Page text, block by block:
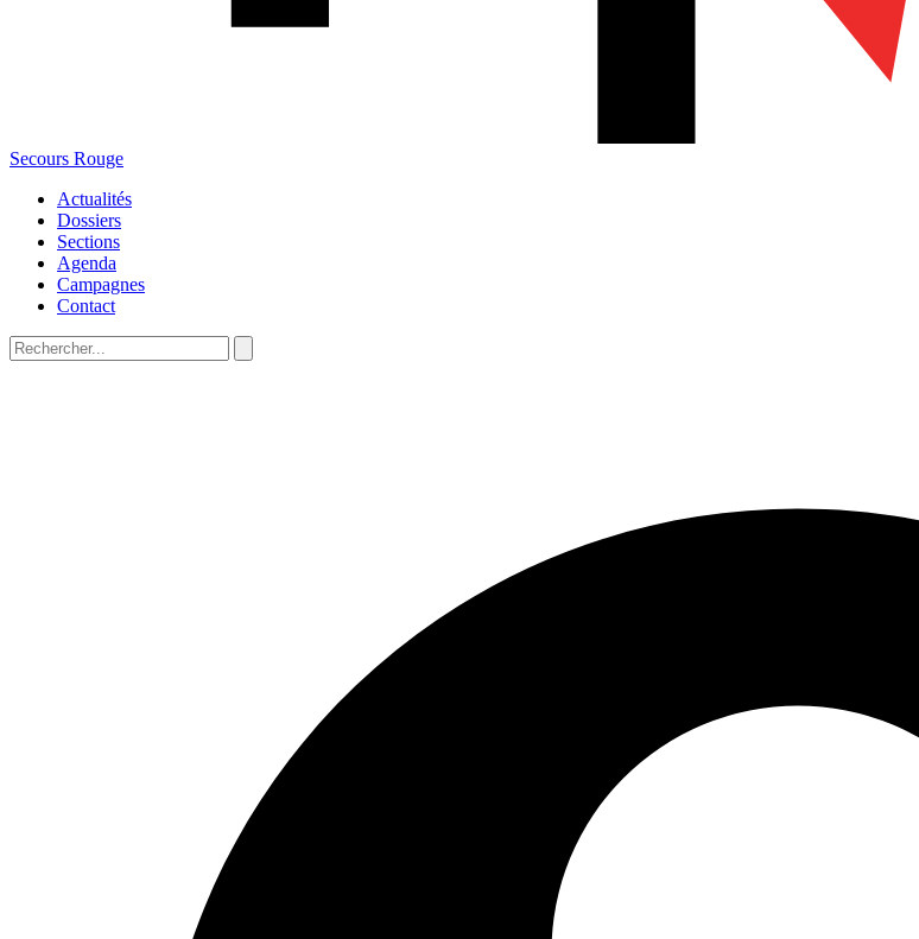
Secours Rouge
Actualités
Dossiers
Sections
Agenda
Campagnes
Contact